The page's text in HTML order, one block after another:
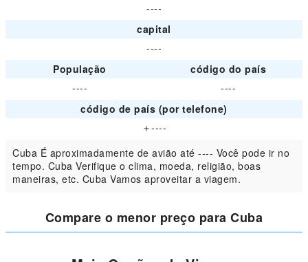
----
capital
----
População
código do país
----
----
código de país (por telefone)
＋----
Cuba É aproximadamente de avião até ---- Você pode ir no
tempo. Cuba Verifique o clima, moeda, religião, boas
maneiras, etc. Cuba Vamos aproveitar a viagem.
Compare o menor preço para Cuba